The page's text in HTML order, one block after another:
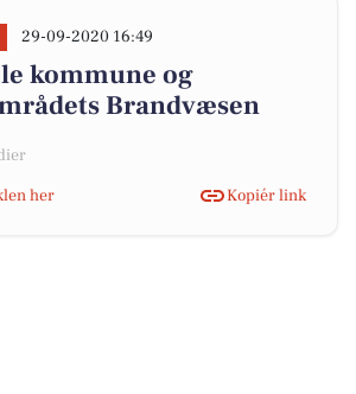
29-09-2020 16:49
kommune og
Brandvæsen
her
Kopiér link